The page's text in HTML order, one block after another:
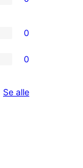
0
0
Se alleomtalene